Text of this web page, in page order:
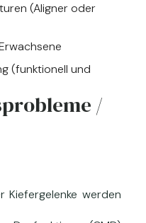
(Aligner oder
(funktionell und
/
Kiefergelenke werden